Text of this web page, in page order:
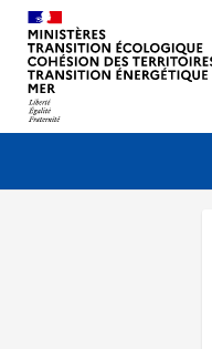
Navigation
Menu principal